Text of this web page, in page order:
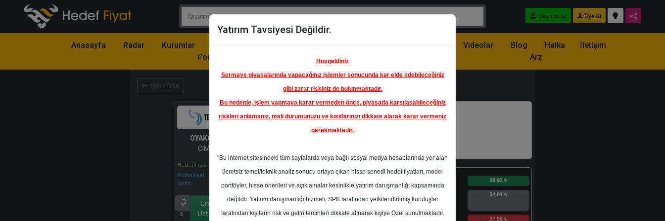
Oturum Aç Üye Ol
Anasayfa Radar Kurumlar
Model
Portföy
Hisse
Öne
Çıkanlar
Raporlar Partnerlerimiz Videolar Blog
Halka
Arz
İletişim
Geri Dön
OYAKC
CIMENTO
Hedef Fiyat
Potansiyel
Getiri
%94.66
0
Endeks
Üstü Get.
1
En Yüksek Tahmin 38,92 ₺
Ortalama Fiyat
Tahmini
34,01 ₺
31,59 ₺
Yatırım Tavsiyesi Değildir.
Hoşgeldiniz
Sermaye piyasalarında yapacağınız işlemler sonucunda kar elde edebileceğiniz
gibi zarar riskiniz de bulunmaktadır.
Bu nedenle, işlem yapmaya karar vermeden önce, piyasada karşılaşabileceğiniz
riskleri anlamanız, mali durumunuzu ve kısıtlarınızı dikkate alarak karar vermeniz
gerekmektedir.
"Bu internet sitesindeki tüm sayfalarda veya bağlı sosyal medya hesaplarında yer alan
ücretsiz temel/teknik analiz sonucu ortaya çıkan hisse senedi hedef fiyatları, model
portföyler, hisse önerileri ve açıklamalar kesinlikle yatırım danışmanlığı kapsamında
değildir. Yatırım danışmanlığı hizmeti, SPK tarafından yetkilendirilmiş kuruluşlar
tarafından kişilerin risk ve getiri tercihleri dikkate alınarak kişiye Özel sunulmaktadır.